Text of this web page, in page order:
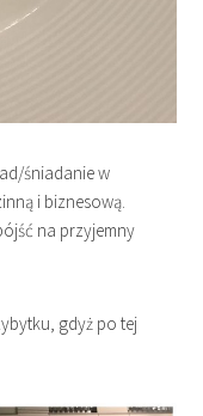
śniadanie w
i biznesową.
na przyjemny
gdyż po tej